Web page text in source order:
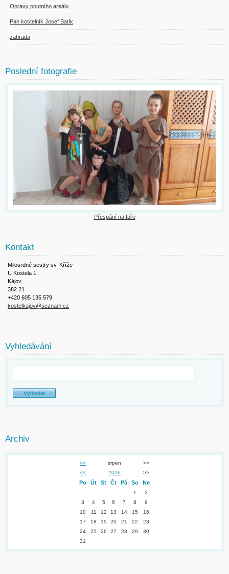
Opravy poutního areálu
Pan kostelník Josef Batík
zahrada
Poslední fotografie
Přespání na faře
Kontakt
Milosrdné sestry sv. Kříže
U Kostela 1
Kájov
382 21
+420 605 135 579
kostelkajov@seznam.cz
Vyhledávání
Archiv
<< srpen
>>
<<
2026 >>
Po Út St Čt Pá So Ne
1
2
3
4 5 6 7 8
9
10
11 12 13 14 15
16
17
18 19 20 21 22
23
24
25 26 27 28 29
30
31